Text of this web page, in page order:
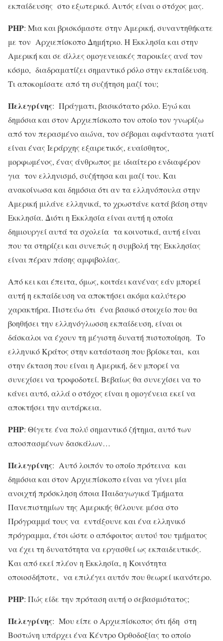
εκπαίδευσης στο εξωτερικό. Αυτός είναι ο στόχος μας.
ΡΗΡ: Μια και βρισκόμαστε στην Αμερική, συναντηθήκατε
με τον Αρχιεπίσκοπο Δημήτριο. Η Εκκλησία και στην
Αμερική και σε άλλες ομογενειακές παροικίες ανά τον
κόσμο, διαδραματίζει σημαντικό ρόλο στην εκπαίδευση.
Τι αποκομίσατε από τη συζήτηση μαζί του;
Πελεγρίνης: Πράγματι, βασικότατο ρόλο. Εγώ και
δημόσια και στον Αρχιεπίσκοπο τον οποίο τον γνωρίζω
από τον περασμένο αιώνα, τον σέβομαι αφάνταστα γιατί
είναι ένας Ιεράρχης εξαιρετικός, ευαίσθητος,
μορφωμένος, ένας άνθρωπος με ιδιαίτερο ενδιαφέρον
για τον ελληνισμό, συζήτησα και μαζί του. Και
ανακοίνωσα και δημόσια ότι αν τα ελληνόπουλα στην
Αμερική μιλάνε ελληνικά, το χρωστάνε κατά βάση στην
Εκκλησία. Διότι η Εκκλησία είναι αυτή η οποία
δημιουργεί αυτά τα σχολεία τα κοινοτικά, αυτή είναι
που τα στηρίζει και συνεπώς η συμβολή της Εκκλησίας
είναι πέραν πάσης αμφιβολίας.
Από κει και έπειτα, όμως, κοιτάει κανένας εάν μπορεί
αυτή η εκπαίδευση να αποκτήσει ακόμα καλύτερο
χαρακτήρα. Πιστεύω ότι ένα βασικό στοιχείο που θα
βοηθήσει την ελληνόγλωσση εκπαίδευση, είναι οι
δάσκαλοι να έχουν τη μέγιστη δυνατή πιστοποίηση. Το
ελληνικό Κράτος στην κατάσταση που βρίσκεται, και
στην έκταση που είναι η Αμερική, δεν μπορεί να
συνεχίσει να τροφοδοτεί. Βεβαίως θα συνεχίσει να το
κάνει αυτό, αλλά ο στόχος είναι η ομογένεια εκεί να
αποκτήσει την αυτάρκεια.
ΡΗΡ: Θίγετε ένα πολύ σημαντικό ζήτημα, αυτό των
αποσπασμένων δασκάλων…
Πελεγρίνης: Αυτό λοιπόν το οποίο πρότεινα και
δημόσια και στον Αρχιεπίσκοπο είναι να γίνει μία
ανοιχτή πρόσκληση όποια Παιδαγωγικά Τμήματα
Πανεπιστημίων της Αμερικής θέλουνε μέσα στο
Πρόγραμμά τους να εντάξουνε και ένα ελληνικό
πρόγραμμα, έτσι ώστε ο απόφοιτος αυτού του τμήματος
να έχει τη δυνατότητα να εργασθεί ως εκπαιδευτικός.
Και από εκεί πλέον η Εκκλησία, η Κοινότητα
οποιοσδήποτε, να επιλέγει αυτόν που θεωρεί ικανότερο.
ΡΗΡ: Πώς είδε την πρόταση αυτή ο σεβασμιότατος;
Πελεγρίνης: Μου είπε ο Αρχιεπίσκοπος ότι ήδη στη
Βοστώνη υπάρχει ένα Κέντρο Ορθοδοξίας το οποίο